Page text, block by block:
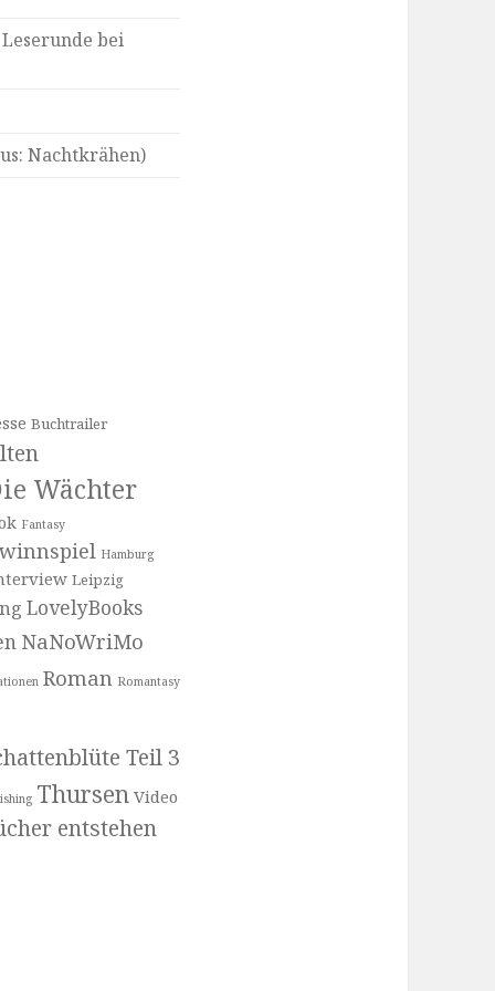
bei
Nachtkrähen)
Buchtrailer
Wächter
Fantasy
Hamburg
Leipzig
LovelyBooks
NaNoWriMo
Roman Romantasy
Teil 3
Thursen Video
entstehen